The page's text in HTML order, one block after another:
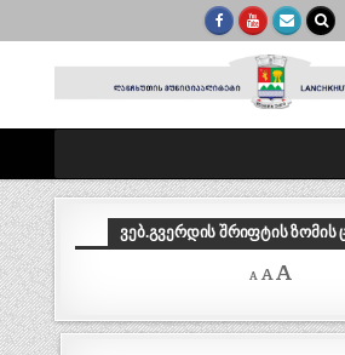
ᲕᲔᲑ.ᲒᲕᲔᲠᲓᲘᲡ ᲨᲠᲘᲤᲢᲘᲡ
A
Decrease
font
A Reset
A
size.